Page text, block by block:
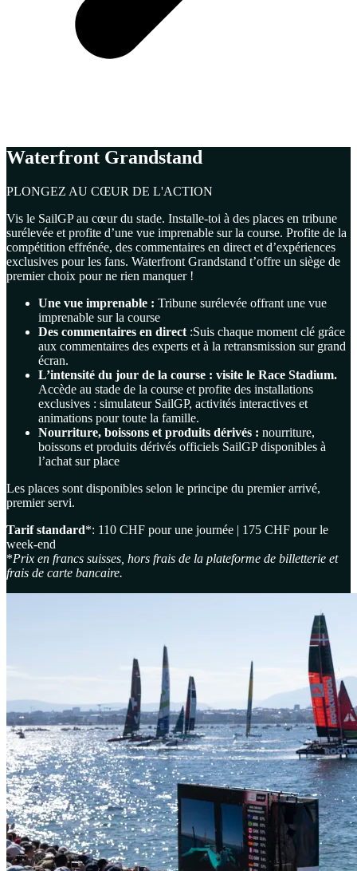
Waterfront Grandstand
PLONGEZ AU CŒUR DE L'ACTION
Vis le SailGP au cœur du stade. Installe-toi à des places en tribune
surélevée et profite d’une vue imprenable sur la course. Profite de la
compétition effrénée, des commentaires en direct et d’expériences
exclusives pour les fans. Waterfront Grandstand t’offre un siège de
premier choix pour ne rien manquer !
Une vue imprenable : Tribune surélevée offrant une vue
imprenable sur la course
Des commentaires en direct :Suis chaque moment clé grâce
aux commentaires des experts et à la retransmission sur grand
écran.
L’intensité du jour de la course : visite le Race Stadium.
Accède au stade de la course et profite des installations
exclusives : simulateur SailGP, activités interactives et
animations pour toute la famille.
Nourriture, boissons et produits dérivés : nourriture,
boissons et produits dérivés officiels SailGP disponibles à
l’achat sur place
Les places sont disponibles selon le principe du premier arrivé,
premier servi.
Tarif standard*: 110 CHF pour une journée | 175 CHF pour le
week-end
*Prix en francs suisses, hors frais de la plateforme de billetterie et
frais de carte bancaire.